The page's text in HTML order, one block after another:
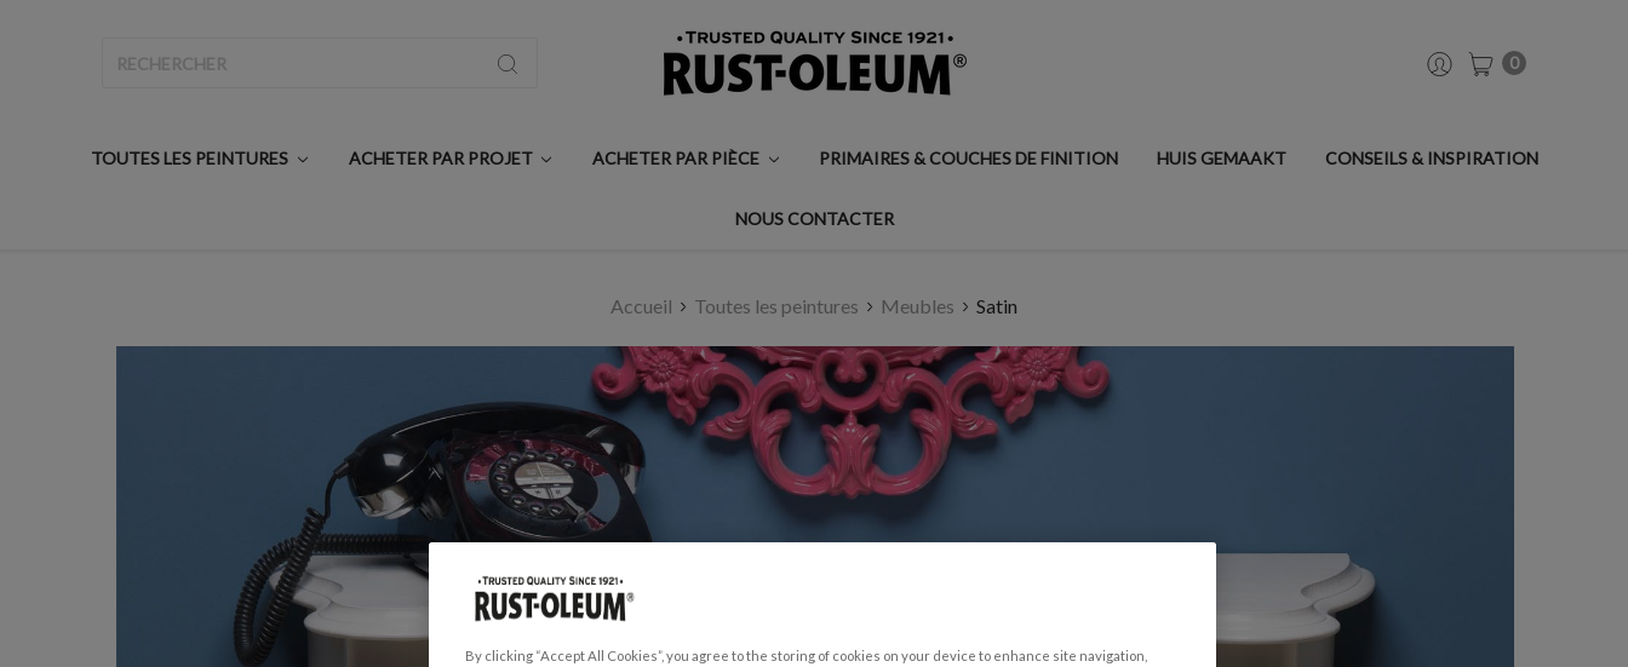
0
TOUTES LES PEINTURES ACHETER PAR PROJET ACHETER PAR PIÈCE PRIMAIRES & COUCHES DE FINITION HUIS GEMAAKT CONSEILS & INSPIRATION
NOUS CONTACTER
Accueil Toutes les peintures Meubles Satin
By clicking “Accept All Cookies”, you agree to the storing of cookies on your device to enhance site navigation,